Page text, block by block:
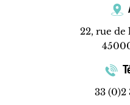
22, rue de
33 (0)2